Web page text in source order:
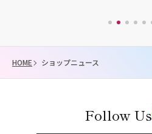
HOME ショップニュース
Follow Us